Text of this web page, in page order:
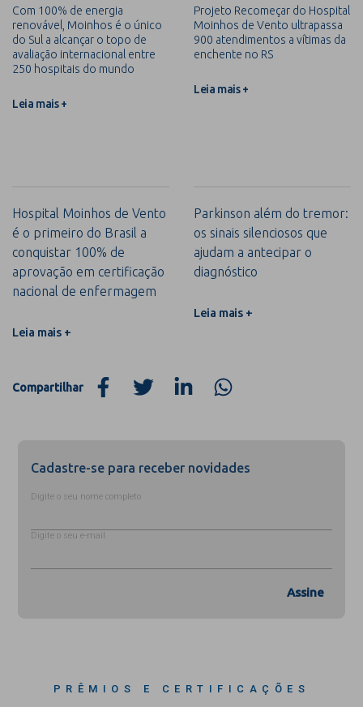
Com 100% de energia
renovável, Moinhos é o único
do Sul a alcançar o topo de
avaliação internacional entre
250 hospitais do mundo
Leia mais +
Projeto Recomeçar do Hospital
Moinhos de Vento ultrapassa
900 atendimentos a vítimas da
enchente no RS
Leia mais +
Hospital Moinhos de Vento
é o primeiro do Brasil a
conquistar 100% de
aprovação em certificação
nacional de enfermagem
Leia mais +
Parkinson além do tremor:
os sinais silenciosos que
ajudam a antecipar o
diagnóstico
Leia mais +
Compartilhar
Cadastre-se para receber novidades
Digite o seu nome completo
Digite o seu e-mail
Assine
PRÊMIOS E CERTIFICAÇÕES